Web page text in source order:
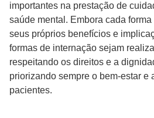
importantes na prestação de
saúde mental. Embora cada
seus próprios benefícios e
formas de internação sejam
respeitando os direitos e a
priorizando sempre o bem-estar e
pacientes.